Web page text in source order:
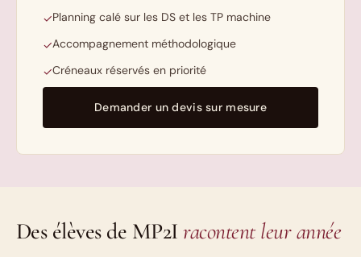
✓Planning calé sur les DS et les TP machine
✓Accompagnement méthodologique
✓Créneaux réservés en priorité
Demander un devis sur mesure
Des élèves de MP2Iracontent leur année